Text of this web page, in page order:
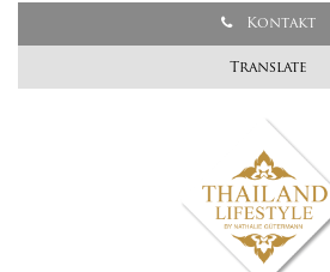
Kontakt
Translate